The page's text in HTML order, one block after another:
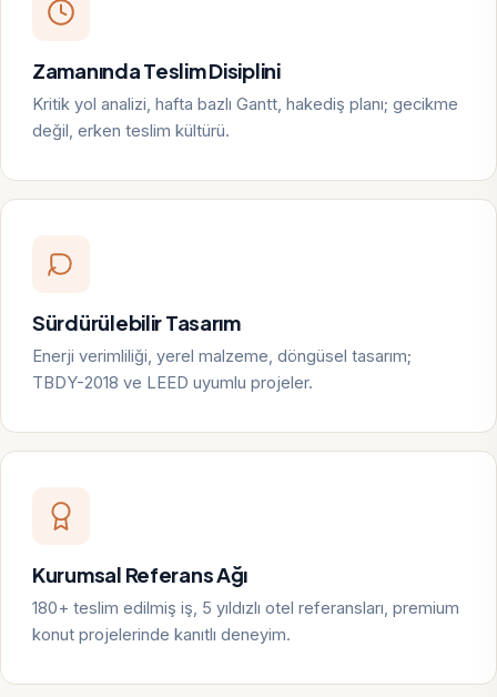
Zamanında Teslim Disiplini
Kritik yol analizi, hafta bazlı Gantt, hakediş planı; gecikme
değil, erken teslim kültürü.
Sürdürülebilir Tasarım
Enerji verimliliği, yerel malzeme, döngüsel tasarım;
TBDY-2018 ve LEED uyumlu projeler.
Kurumsal Referans Ağı
180+ teslim edilmiş iş, 5 yıldızlı otel referansları, premium
konut projelerinde kanıtlı deneyim.